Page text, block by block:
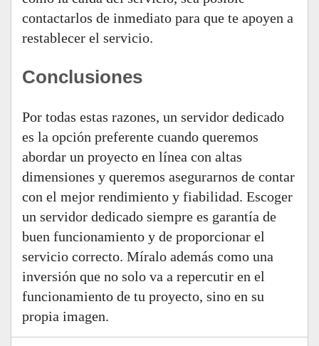
contactarlos de inmediato para que te apoyen a
restablecer el servicio.
Conclusiones
Por todas estas razones, un servidor dedicado
es la opción preferente cuando queremos
abordar un proyecto en línea con altas
dimensiones y queremos asegurarnos de contar
con el mejor rendimiento y fiabilidad. Escoger
un servidor dedicado siempre es garantía de
buen funcionamiento y de proporcionar el
servicio correcto. Míralo además como una
inversión que no solo va a repercutir en el
funcionamiento de tu proyecto, sino en su
propia imagen.